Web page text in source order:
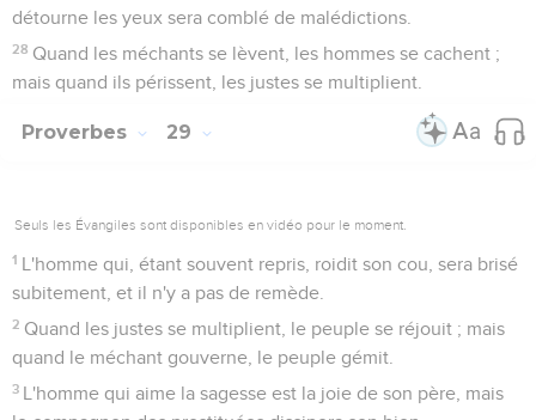
détourne les yeux sera comblé de malédictions.
28 Quand les méchants se lèvent, les hommes se cachent ;
mais quand ils périssent, les justes se multiplient.
Proverbes 29
Seuls les Évangiles sont disponibles en vidéo pour le moment.
1 L'homme qui, étant souvent repris, roidit son cou, sera brisé
subitement, et il n'y a pas de remède.
2 Quand les justes se multiplient, le peuple se réjouit ; mais
quand le méchant gouverne, le peuple gémit.
3 L'homme qui aime la sagesse est la joie de son père, mais